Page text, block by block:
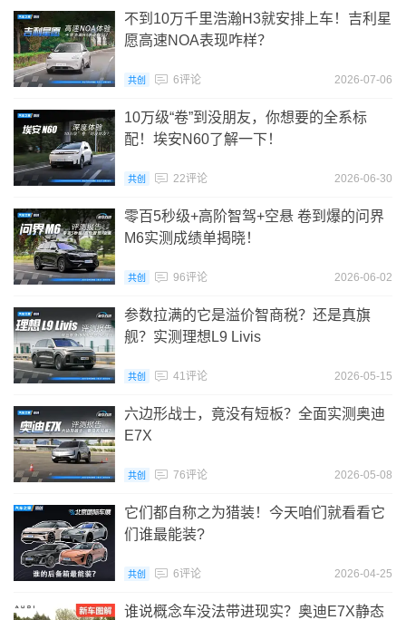
不到10万千里浩瀚H3就安排上车！吉利星
愿高速NOA表现咋样？
共创 6评论 2026-07-06
10万级“卷”到没朋友，你想要的全系标
配！埃安N60了解一下！
共创 22评论 2026-06-30
零百5秒级+高阶智驾+空悬 卷到爆的问界
M6实测成绩单揭晓！
共创 96评论 2026-06-02
参数拉满的它是溢价智商税？还是真旗
舰？实测理想L9 Livis
共创 41评论 2026-05-15
六边形战士，竟没有短板？全面实测奥迪
E7X
共创 76评论 2026-05-08
它们都自称之为猎装！今天咱们就看看它
们谁最能装?
共创 6评论 2026-04-25
谁说概念车没法带进现实？奥迪E7X静态